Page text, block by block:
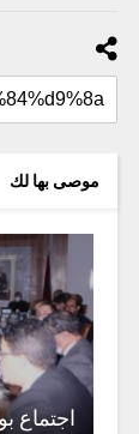
موصى بها لك
اجتماع